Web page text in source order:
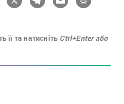
її та натисніть Ctrl+Enter або